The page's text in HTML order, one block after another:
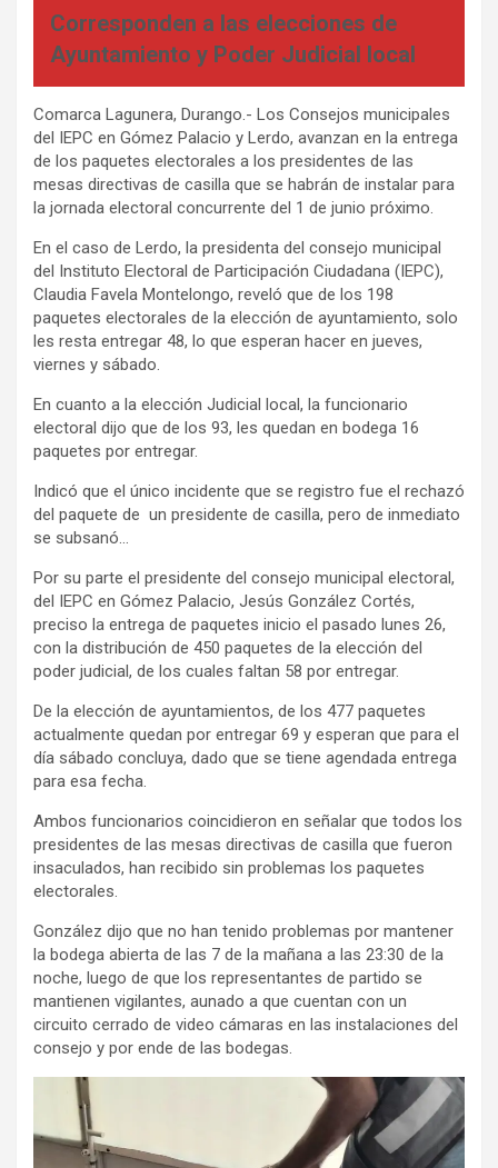
Corresponden a las elecciones de
Ayuntamiento y Poder Judicial local
Comarca Lagunera, Durango.- Los Consejos municipales
del IEPC en Gómez Palacio y Lerdo, avanzan en la entrega
de los paquetes electorales a los presidentes de las
mesas directivas de casilla que se habrán de instalar para
la jornada electoral concurrente del 1 de junio próximo.
En el caso de Lerdo, la presidenta del consejo municipal
del Instituto Electoral de Participación Ciudadana (IEPC),
Claudia Favela Montelongo, reveló que de los 198
paquetes electorales de la elección de ayuntamiento, solo
les resta entregar 48, lo que esperan hacer en jueves,
viernes y sábado.
En cuanto a la elección Judicial local, la funcionario
electoral dijo que de los 93, les quedan en bodega 16
paquetes por entregar.
Indicó que el único incidente que se registro fue el rechazó
del paquete de un presidente de casilla, pero de inmediato
se subsanó…
Por su parte el presidente del consejo municipal electoral,
del IEPC en Gómez Palacio, Jesús González Cortés,
preciso la entrega de paquetes inicio el pasado lunes 26,
con la distribución de 450 paquetes de la elección del
poder judicial, de los cuales faltan 58 por entregar.
De la elección de ayuntamientos, de los 477 paquetes
actualmente quedan por entregar 69 y esperan que para el
día sábado concluya, dado que se tiene agendada entrega
para esa fecha.
Ambos funcionarios coincidieron en señalar que todos los
presidentes de las mesas directivas de casilla que fueron
insaculados, han recibido sin problemas los paquetes
electorales.
González dijo que no han tenido problemas por mantener
la bodega abierta de las 7 de la mañana a las 23:30 de la
noche, luego de que los representantes de partido se
mantienen vigilantes, aunado a que cuentan con un
circuito cerrado de video cámaras en las instalaciones del
consejo y por ende de las bodegas.